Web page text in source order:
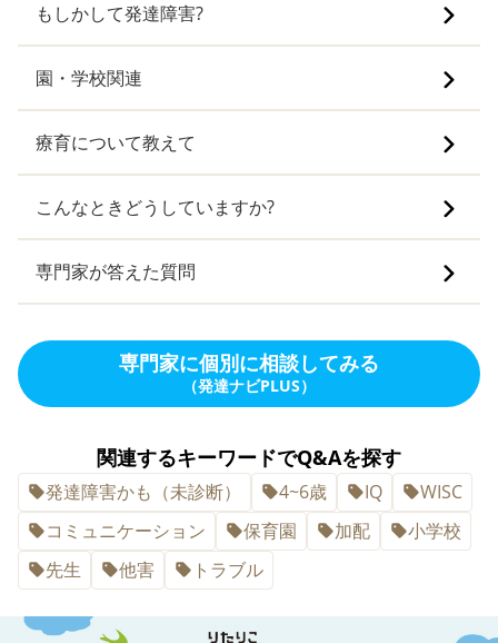
もしかして発達障害?
園・学校関連
療育について教えて
こんなときどうしていますか?
専門家が答えた質問
専門家に個別に相談してみる
（発達ナビPLUS）
関連するキーワードでQ&Aを探す
発達障害かも（未診断） 4~6歳 IQ
WISC
コミュニケーション
保育園 加配
小学校
先生
他害 トラブル